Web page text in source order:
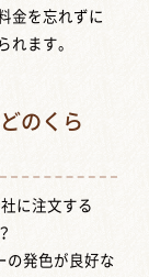
金を忘れずに
れます。
のくら
に注文する
の発色が良好な